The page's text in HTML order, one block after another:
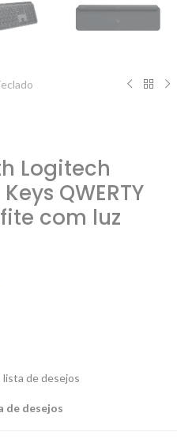
Logitech
QWERTY
com luz
lista de desejos
de desejos